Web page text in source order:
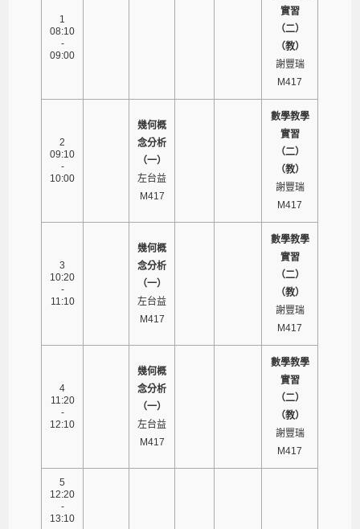
1
08:10
-
09:00
實習
（二）
（教）
謝豐瑞
M417
2
09:10
-
10:00
幾何概
念分析
（一）
左台益
M417
數學教學
實習
（二）
（教）
謝豐瑞
M417
3
10:20
-
11:10
幾何概
念分析
（一）
左台益
M417
數學教學
實習
（二）
（教）
謝豐瑞
M417
4
11:20
-
12:10
幾何概
念分析
（一）
左台益
M417
數學教學
實習
（二）
（教）
謝豐瑞
M417
5
12:20
-
13:10